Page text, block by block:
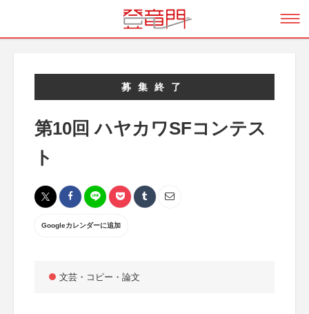
募集終了
第10回 ハヤカワSFコンテス
ト
Googleカレンダーに追加
文芸・コピー・論文